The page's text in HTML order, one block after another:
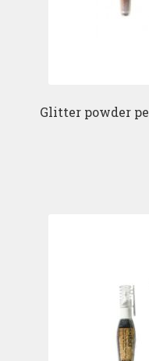
Glitter powder